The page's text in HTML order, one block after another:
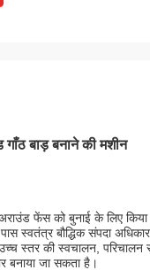
गाँठ बाड़ बनाने की मशीन
फेंस को बुनाई के लिए
स्वतंत्र बौद्धिक संपदा
स्तर की स्वचालन,
बनाया जा सकता है।